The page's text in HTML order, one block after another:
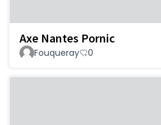
Axe Nantes Pornic
Fouqueray 0